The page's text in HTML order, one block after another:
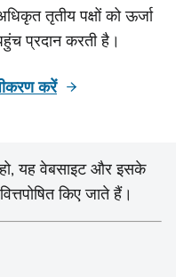
तृतीय पक्षों को ऊर्जा
प्रदान करती है।
करें
यह वेबसाइट और इसके
किए जाते हैं।